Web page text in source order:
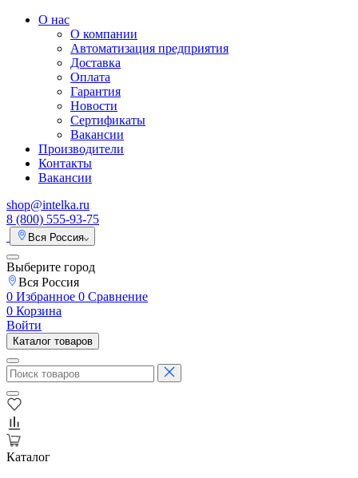
О нас
О компании
Автоматизация предприятия
Доставка
Оплата
Гарантия
Новости
Сертификаты
Вакансии
Производители
Контакты
Вакансии
shop@intelka.ru
8 (800) 555-93-75
Вся Россия
Выберите город
Вся Россия
0 Избранное 0 Сравнение
0 Корзина
Войти
Каталог товаров
Каталог